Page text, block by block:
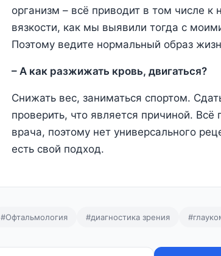
организм – всё приводит в том числе
вязкости, как мы выявили тогда с
Поэтому ведите нормальный образ
– А как разжижать кровь, двигаться?
Снижать вес, заниматься спортом.
проверить, что является причиной.
врача, поэтому нет универсального
есть свой подход.
#Офтальмология #диагностика зрения